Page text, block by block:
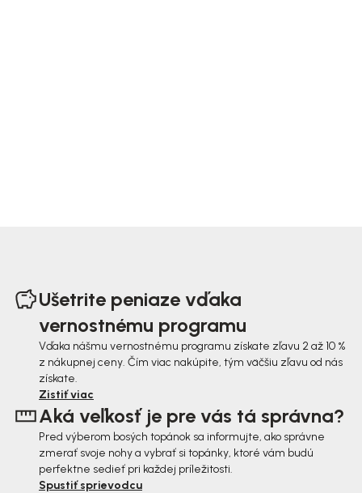
Ušetrite peniaze vďaka
vernostnému programu
Vďaka nášmu vernostnému programu získate zľavu 2 až 10 %
z nákupnej ceny. Čím viac nakúpite, tým väčšiu zľavu od nás
získate.
Zistiť viac
Aká veľkosť je pre vás tá správna?
Pred výberom bosých topánok sa informujte, ako správne
zmerať svoje nohy a vybrať si topánky, ktoré vám budú
perfektne sedieť pri každej príležitosti.
Spustiť sprievodcu